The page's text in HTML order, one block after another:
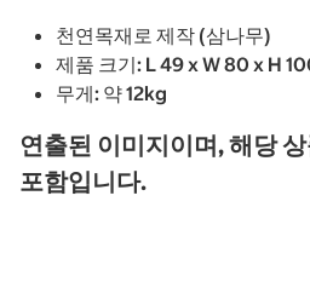
천연목재로 제작 (삼나무)
제품 크기: L 49 x W 80 x H
무게: 약 12kg
연출된 이미지이며, 해당
포함입니다.